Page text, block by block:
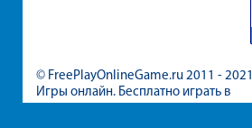
© FreePlayOnlineGame.ru 2011 - 2021
Игры онлайн. Бесплатно играть в
игры для девочек и мальчиков